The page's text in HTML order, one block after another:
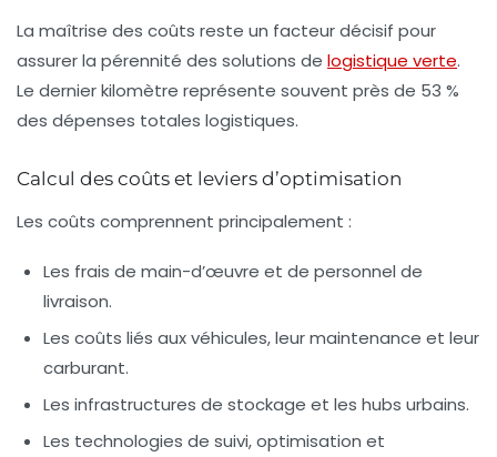
La maîtrise des coûts reste un facteur décisif pour
assurer la pérennité des solutions de logistique verte.
Le dernier kilomètre représente souvent près de 53 %
des dépenses totales logistiques.
Calcul des coûts et leviers d’optimisation
Les coûts comprennent principalement :
Les frais de main-d’œuvre et de personnel de
livraison.
Les coûts liés aux véhicules, leur maintenance et leur
carburant.
Les infrastructures de stockage et les hubs urbains.
Les technologies de suivi, optimisation et